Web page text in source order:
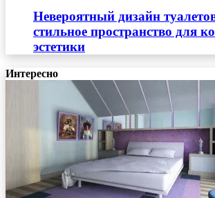
Невероятный дизайн
стильное пространство для
эстетики
Интересно